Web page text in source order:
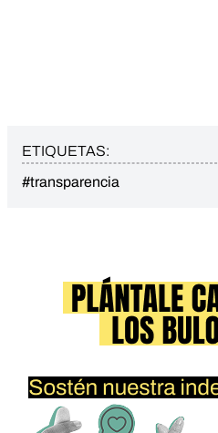
ETIQUETAS:
#transparencia